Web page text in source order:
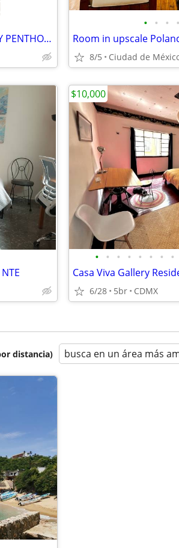
AWESOME ROOM IN DOG FRIENDLY PENTHOUSE AT GLORIETA DE LOS INSURGENTES
• • • •
Room in upscale
8/5 Ciudad de
• • • • • • • •
6/28 5br CDMX
$10,000
distancia) busca en un área más